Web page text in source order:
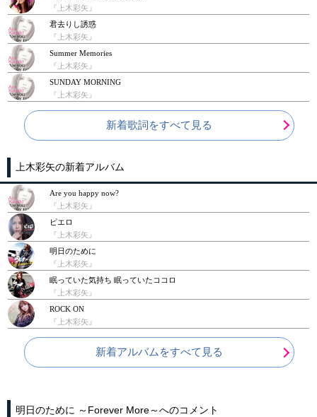
『上木彩矢』
君去りし誘惑
『上木彩矢』
Summer Memories
『上木彩矢』
SUNDAY MORNING
『上木彩矢』
新着歌詞をすべて見る
上木彩矢の新着アルバム
Are you happy now?
『上木彩矢』
ピエロ
『上木彩矢』
明日のために
『上木彩矢』
眠っていた気持ち 眠っていたココロ
『上木彩矢』
ROCK ON
『上木彩矢』
新着アルバムをすべて見る
明日のために ～Forever More～へのコメント